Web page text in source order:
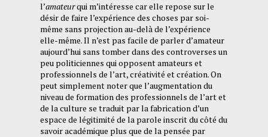
l’amateurqui m’intéresse car elle repose sur le
désir de faire l’expérience des choses par soi-
même sans projection au-delà de l’expérience
elle-même. Il n’est pas facile de parler d’amateur
aujourd’hui sans tomber dans des controverses un
peu politiciennes qui opposent amateurs et
professionnels de l’art, créativité et création. On
peut simplement noter que l’augmentation du
niveau de formation des professionnels de l’art et
de la culture se traduit par la fabrication d’un
espace de légitimité de la parole inscrit du côté du
savoir académique plus que de la pensée par